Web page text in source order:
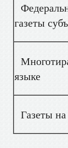
газеты
языке
Газеты